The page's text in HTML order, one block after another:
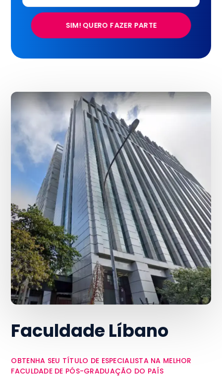
SIM! QUERO FAZER PARTE
Faculdade Líbano
OBTENHA SEU TÍTULO DE ESPECIALISTA NA MELHOR
FACULDADE DE PÓS-GRADUAÇÃO DO PAÍS